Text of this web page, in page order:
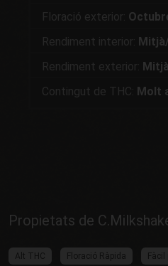
Floració exterior:
Rendiment interior:
Rendiment exterior:
Contingut de THC: Molt
Propietats de
Alt THC Floració Ràpida